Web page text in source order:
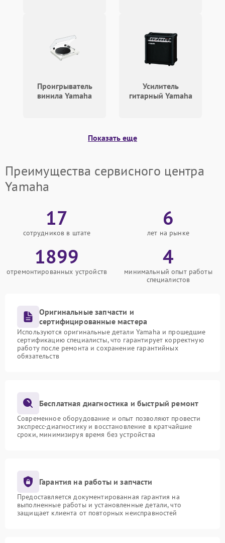
Проигрыватель
винила Yamaha
Усилитель
гитарный Yamaha
Показать еще
Преимущества сервисного центра
Yamaha
17
сотрудников в штате
6
лет на рынке
1899
отремонтированных устройств
4
минимальный опыт работы
специалистов
Оригинальные запчасти и
сертифицированные мастера
Используются оригинальные детали Yamaha и прошедшие
сертификацию специалисты, что гарантирует корректную
работу после ремонта и сохранение гарантийных
обязательств
Бесплатная диагностика и быстрый ремонт
Современное оборудование и опыт позволяют провести
экспресс-диагностику и восстановление в кратчайшие
сроки, минимизируя время без устройства
Гарантия на работы и запчасти
Предоставляется документированная гарантия на
выполненные работы и установленные детали, что
защищает клиента от повторных неисправностей